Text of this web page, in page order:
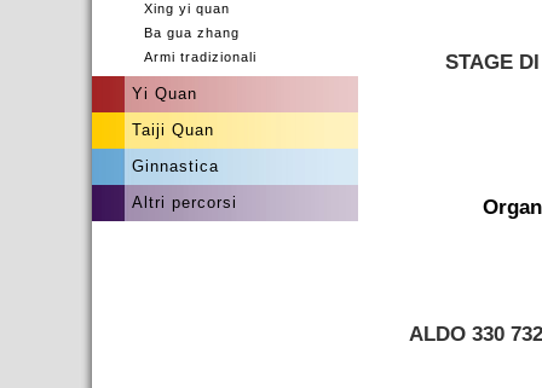
Xing yi quan
Ba gua zhang
Armi tradizionali
Yi Quan
Taiji Quan
Ginnastica
Altri percorsi
STAGE
ALDO 330